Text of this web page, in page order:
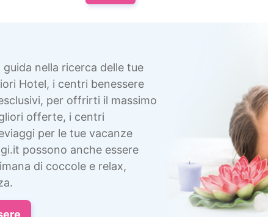
nella ricerca delle tue
Hotel, i centri benessere
per offrirti il massimo
offerte, i centri
per le tue vacanze
possono anche essere
di coccole e relax,